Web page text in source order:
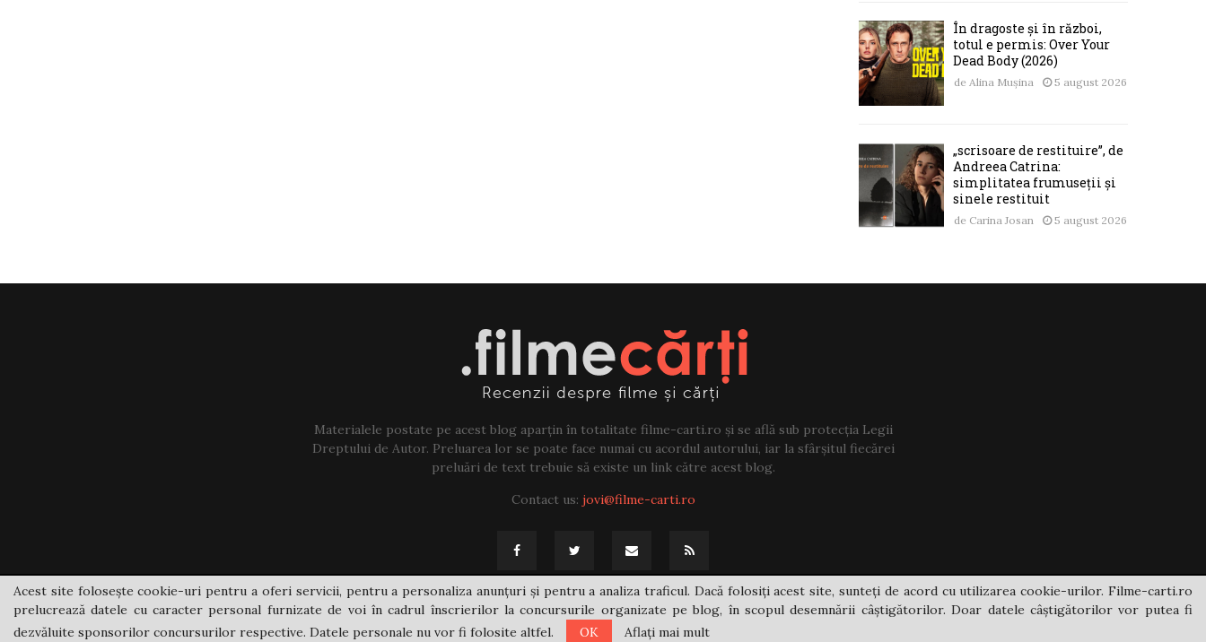
În dragoste și în război,
totul e permis: Over Your
Dead Body (2026)
de Alina Mușina 5 august 2026
„scrisoare de restituire”, de
Andreea Catrina:
simplitatea frumuseții și
sinele restituit
de Carina Josan 5 august 2026
Materialele postate pe acest blog aparțin în totalitate filme-carti.ro și se află sub protecția Legii
Dreptului de Autor. Preluarea lor se poate face numai cu acordul autorului, iar la sfârșitul fiecărei
preluări de text trebuie să existe un link către acest blog.
Contact us: jovi@filme-carti.ro
@2021 - filme-carti.ro
Acest site folosește cookie-uri pentru a oferi servicii, pentru a personaliza anunțuri și pentru a analiza traficul. Dacă folosiți acest site, sunteți de acord cu utilizarea cookie-urilor. Filme-carti.ro
prelucrează datele cu caracter personal furnizate de voi în cadrul înscrierilor la concursurile organizate pe blog, în scopul desemnării câștigătorilor. Doar datele câștigătorilor vor putea fi
dezvăluite sponsorilor concursurilor respective. Datele personale nu vor fi folosite altfel.
OK Aflați mai mult